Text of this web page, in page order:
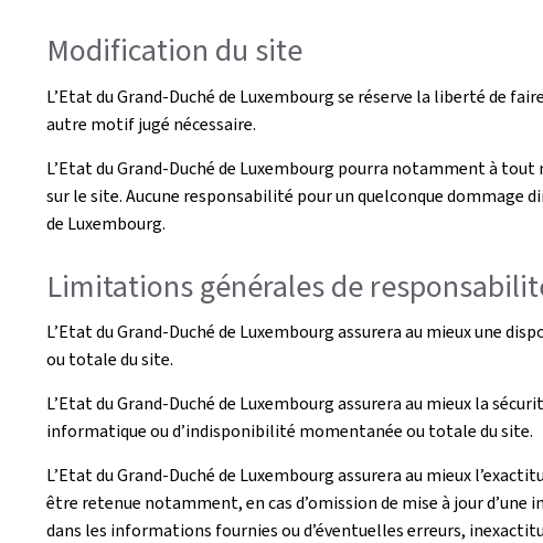
Modification du site
L’Etat du Grand-Duché de Luxembourg se réserve la liberté de
autre motif jugé nécessaire.
L’Etat du Grand-Duché de Luxembourg pourra notamment à
sur le site. Aucune responsabilité pour un quelconque dommage
de Luxembourg.
Limitations générales de
L’Etat du Grand-Duché de Luxembourg assurera au mieux une
ou totale du site.
L’Etat du Grand-Duché de Luxembourg assurera au mieux la
informatique ou d’indisponibilité momentanée ou totale du site.
L’Etat du Grand-Duché de Luxembourg assurera au mieux
être retenue notamment, en cas d’omission de mise à jour d’une
dans les informations fournies ou d’éventuelles erreurs,